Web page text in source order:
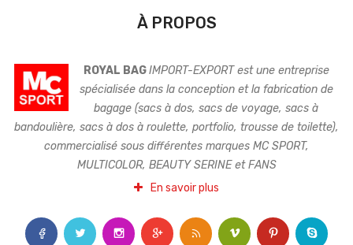
À PROPOS
ROYAL BAGIMPORT-EXPORT est une entreprise
spécialisée dans la conception et la fabrication de
bagage (sacs à dos, sacs de voyage, sacs à
bandoulière, sacs à dos à roulette, portfolio, trousse de toilette),
commercialisé sous différentes marques MC SPORT,
MULTICOLOR, BEAUTY SERINE et FANS
En savoir plus